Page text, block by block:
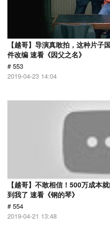
【越哥】导演真敢拍，这种片
件改编 速看《因父之名》
# 553
2019-04-23 14:04
【越哥】不敢相信！500万成本
到我了 速看《钢的琴》
# 554
2019-04-21 13:48